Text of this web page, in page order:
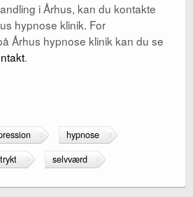
i Århus, kan du kontakte
hypnose klinik. For
Århus hypnose klinik kan du se
.
hypnose
selvværd